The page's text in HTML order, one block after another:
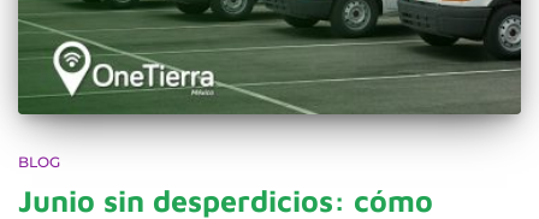
BLOG
Junio sin desperdicios: cómo